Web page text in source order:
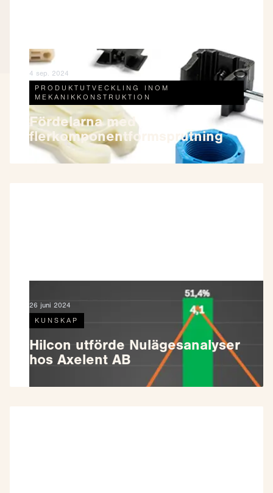
4 sep. 2024
PRODUKTUTVECKLING INOM
MEKANIKKONSTRUKTION
Fördelarna med
flerkomponentformsprutning
26 juni 2024
KUNSKAP
Hilcon utförde Nulägesanalyser
hos Axelent AB